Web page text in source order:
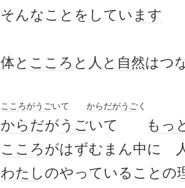
そんなことをしてい ます
体と こころ と人と 自然はつ
こころがうごいて からだがうごく
からだがうごいて
もっ
こころがはずむまん中に
わたしのやっていることの